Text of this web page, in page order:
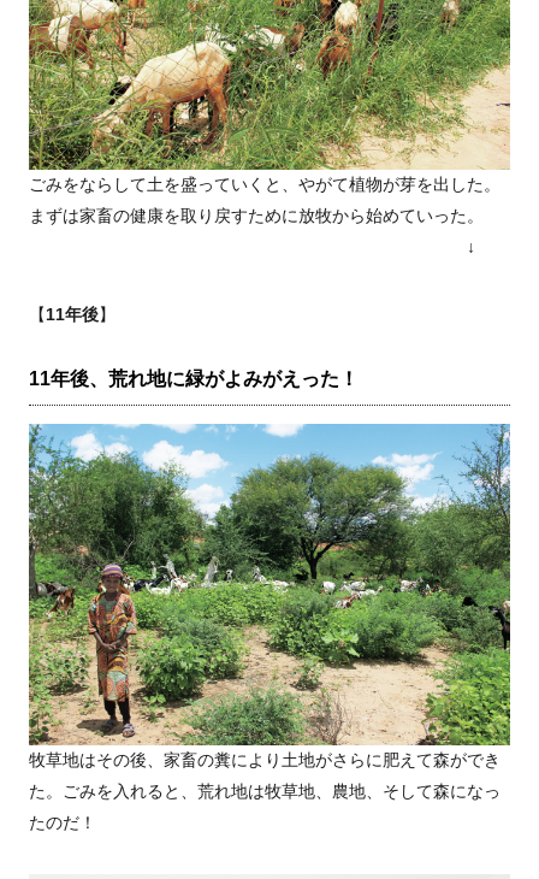
ごみをならして土を盛っていくと、やがて植物が芽を出した。
まずは家畜の健康を取り戻すために放牧から始めていった。
↓
【11年後】
11年後、荒れ地に緑がよみがえった！
牧草地はその後、家畜の糞により土地がさらに肥えて森ができ
た。ごみを入れると、荒れ地は牧草地、農地、そして森になっ
たのだ！